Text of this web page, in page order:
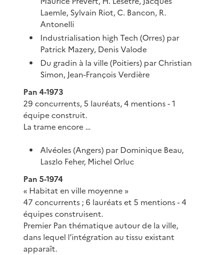
Laemle, Sylvain Riot, C. Bancon, R.
Antonelli
Industrialisation high Tech (Orres) par
Patrick Mazery, Denis Valode
Du gradin à la ville (Poitiers) par Christian
Simon, Jean-François Verdière
Pan 4-1973
29 concurrents, 5 lauréats, 4 mentions - 1
équipe construit.
La trame encore …
Alvéoles (Angers) par Dominique Beau,
Laszlo Feher, Michel Orluc
Pan 5-1974
« Habitat en ville moyenne »
47 concurrents ; 6 lauréats et 5 mentions - 4
équipes construisent.
Premier Pan thématique autour de la ville,
dans lequel l’intégration au tissu existant
apparaît.